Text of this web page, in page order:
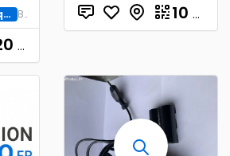
Pyrénées-Atlantiques Batterie/Chargeur 10